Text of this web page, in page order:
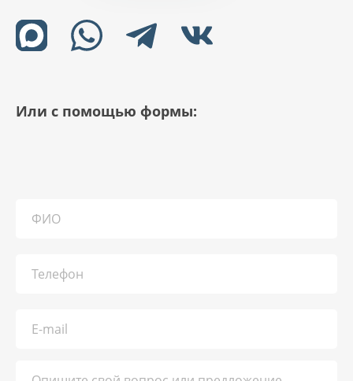
Или с помощью формы: